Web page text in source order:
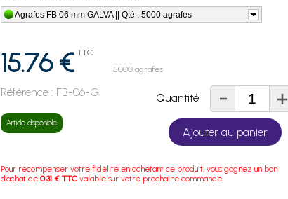
Agrafes FB 06 mm GALVA || Qté : 5000 agrafes
15.76 € TTC
5000 agrafes
Référence : FB-06-G
Article disponible
Quantité - +
Ajouter au panier
Pour récompenser votre fidélité en achetant ce produit, vous gagnez un bon
d'achat de0.31 € TTC valable sur votre prochaine commande.